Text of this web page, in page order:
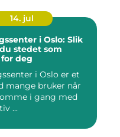
14. jul
i Oslo: Slik
stedet som
deg
i Oslo er et
mange bruker når
i gang med
...